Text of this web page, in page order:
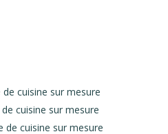
cuisine sur mesure
cuisine sur mesure
de cuisine sur mesure